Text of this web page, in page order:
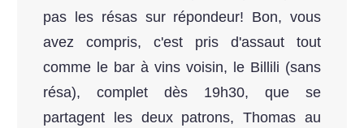
pas les résas sur répondeur! Bon, vous
avez compris, c'est pris d'assaut tout
comme le bar à vins voisin, le Billili (sans
résa), complet dès 19h30, que se
partagent les deux patrons, Thomas au